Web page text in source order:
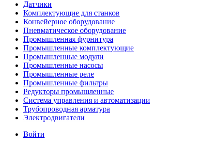
Датчики
Комплектующие для станков
Конвейерное оборудование
Пневматическое оборудование
Промышленная фурнитура
Промышленные комплектующие
Промышленные модули
Промышленные насосы
Промышленные реле
Промышленные фильтры
Редукторы промышленные
Система управления и автоматизации
Трубопроводная арматура
Электродвигатели
Войти